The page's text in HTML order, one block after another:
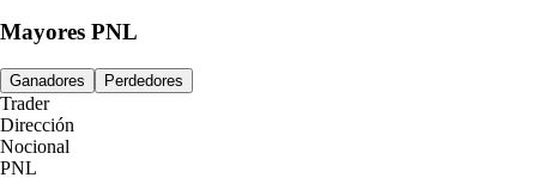
Mayores PNL
Ganadores Perdedores
Trader
Dirección
Nocional
PNL